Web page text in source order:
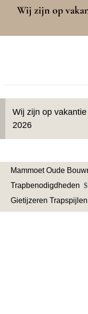
Wij zijn op
Wij zijn op
2026
Mammoet Oude
Trapbenodigdheden $
Gietijzeren Trapspijlen